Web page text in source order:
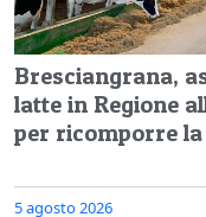
Bresciangrana,
latte in Regione
per ricomporre
5 agosto 2026